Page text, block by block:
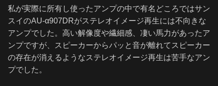
私が実際に所有し使ったアンプの中で有名どころではサン
スイのAU-α907DRがステレオイメージ再生には不向きな
アンプでした。高い解像度や繊細感、凄い馬力があったア
ンプですが、スピーカーからパッと音が離れてスピーカー
の存在が消えるようなステレオイメージ再生は苦手なアン
プでした。